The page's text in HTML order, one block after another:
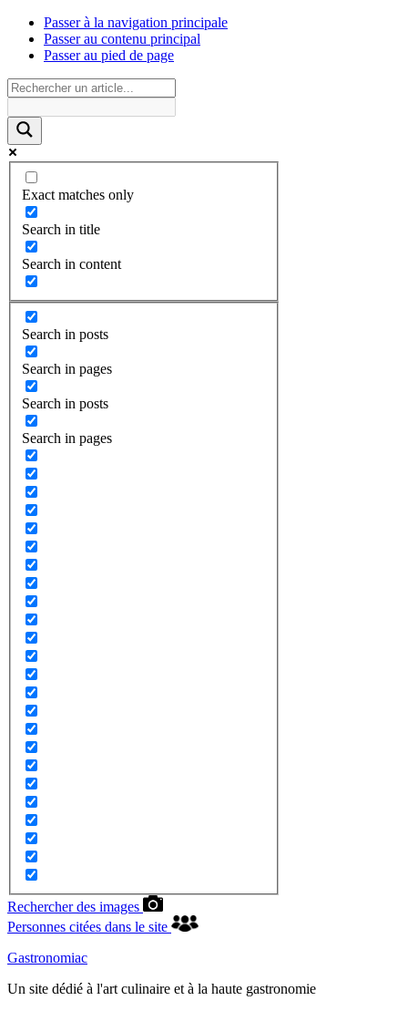
Passer à la navigation principale
Passer au contenu principal
Passer au pied de page
Exact matches only
Search in title
Search in content
Search in posts
Search in pages
Search in posts
Search in pages
Rechercher des images
Personnes citées dans le site
Gastronomiac
Un site dédié à l'art culinaire et à la haute gastronomie